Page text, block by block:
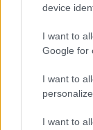
device
I want to
Google for
I want to
I want to